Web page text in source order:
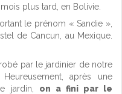
plus tard, en Bolivie.
le prénom « Sandie »,
de Cancun, au Mexique.
par le jardinier de notre
après une
jardin, on a fini par le